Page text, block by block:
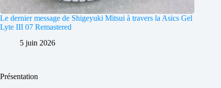
Le dernier message de Shigeyuki Mitsui à travers la Asics Gel
Lyte III 07 Remastered
5 juin 2026
Présentation